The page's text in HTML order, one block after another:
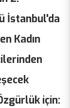
İstanbul'da
Kadın
için: